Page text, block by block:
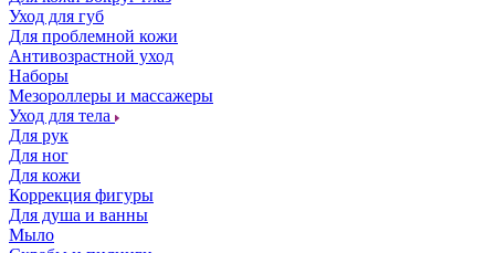
Уход для губ
Для проблемной кожи
Антивозрастной уход
Наборы
Мезороллеры и массажеры
Уход для тела
Для рук
Для ног
Для кожи
Коррекция фигуры
Для душа и ванны
Мыло